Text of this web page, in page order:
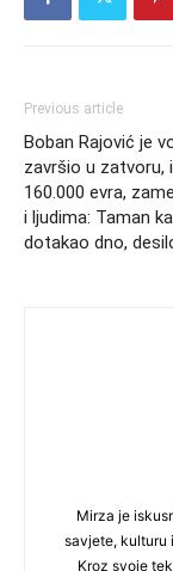
Previous article
Boban Rajović je
završio u zatvoru,
160.000 evra,
i ljudima: Taman
dotakao dno,
Mirza je
savjete, kulturu
Kroz svoje